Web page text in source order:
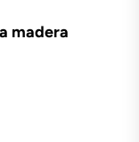
madera